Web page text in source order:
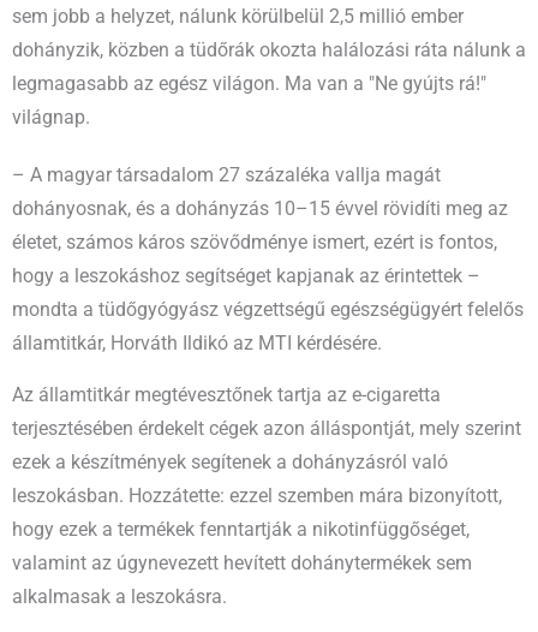
sem jobb a helyzet, nálunk körülbelül 2,5 millió ember
dohányzik, közben a tüdőrák okozta halálozási ráta nálunk a
legmagasabb az egész világon. Ma van a "Ne gyújts rá!"
világnap.
– A magyar társadalom 27 százaléka vallja magát
dohányosnak, és a dohányzás 10–15 évvel rövidíti meg az
életet, számos káros szövődménye ismert, ezért is fontos,
hogy a leszokáshoz segítséget kapjanak az érintettek –
mondta a tüdőgyógyász végzettségű egészségügyért felelős
államtitkár, Horváth Ildikó az MTI kérdésére.
Az államtitkár megtévesztőnek tartja az e-cigaretta
terjesztésében érdekelt cégek azon álláspontját, mely szerint
ezek a készítmények segítenek a dohányzásról való
leszokásban. Hozzátette: ezzel szemben mára bizonyított,
hogy ezek a termékek fenntartják a nikotinfüggőséget,
valamint az úgynevezett hevített dohánytermékek sem
alkalmasak a leszokásra.